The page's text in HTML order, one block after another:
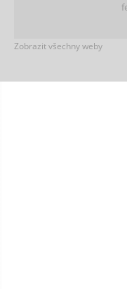
Zobrazit všechny weby